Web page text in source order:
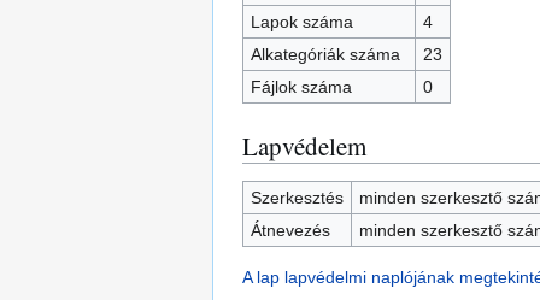
Lapok száma
4
Alkategóriák száma
23
Fájlok száma
0
Lapvédelem
Szerkesztés
minden szerkesztő
Átnevezés
minden szerkesztő
A lap lapvédelmi naplójának